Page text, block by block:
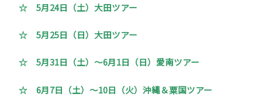
☆ 5月24日（土）大田ツアー
☆ 5月25日（日）大田ツアー
☆ 5月31日（土）～6月1日（日）愛南ツアー
☆ 6月7日（土）～10日（火）沖縄＆粟国ツアー